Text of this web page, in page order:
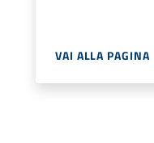
VAI ALLA PAGINA